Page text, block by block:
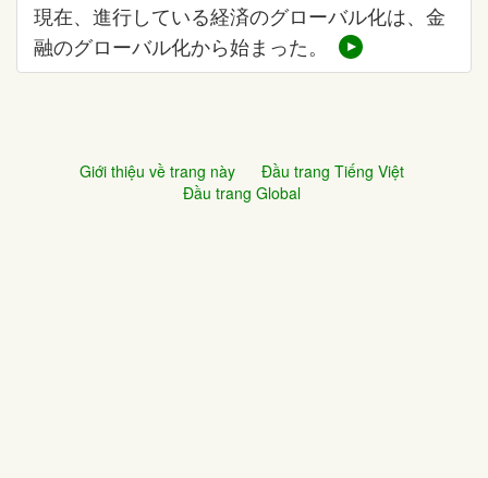
現在、進行している経済のグローバル化は、金
融のグローバル化から始まった。
Giới thiệu về trang này
Đầu trang Tiếng Việt
Đầu trang Global